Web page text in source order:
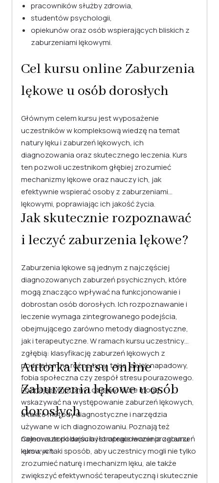
pracowników służby zdrowia,
studentów psychologii,
opiekunów oraz osób wspierających bliskich z
zaburzeniami lękowymi.
Cel kursu online Zaburzenia
lękowe u osób dorosłych
Głównym celem kursu jest wyposażenie
uczestników w kompleksową wiedzę na temat
natury lęku i zaburzeń lękowych, ich
diagnozowania oraz skutecznego leczenia. Kurs
ten pozwoli uczestnikom głębiej zrozumieć
mechanizmy lękowe oraz nauczy ich, jak
efektywnie wspierać osoby z zaburzeniami
lękowymi, poprawiając ich jakość życia.
Jak skutecznie rozpoznawać
i leczyć zaburzenia lękowe?
Zaburzenia lękowe są jednym z najczęściej
diagnozowanych zaburzeń psychicznych, które
mogą znacząco wpływać na funkcjonowanie i
dobrostan osób dorosłych. Ich rozpoznawanie i
leczenie wymaga zintegrowanego podejścia,
obejmującego zarówno metody diagnostyczne,
jak i terapeutyczne. W ramach kursu uczestnicy
zgłębią: klasyfikację zaburzeń lękowych z
podziałem na różne typy, takie jak lęk napadowy,
fobia społeczna czy zespół stresu pourazowego.
Poznają symptomy i objawy, które mogą
wskazywać na występowanie zaburzeń lękowych,
a także metody diagnostyczne i narzędzia
używane w ich diagnozowaniu. Poznają też
najnowsze podejścia i strategie leczenia zaburzeń
lękowych.
Autorka kursu online
Zaburzenia lękowe u osób
dorosłych
Celem autorki kursu było opracowanie programu
kursu, w taki sposób, aby uczestnicy mogli nie tylko
zrozumieć naturę i mechanizm lęku, ale także
zwiększyć efektywność terapeutyczną i skutecznie